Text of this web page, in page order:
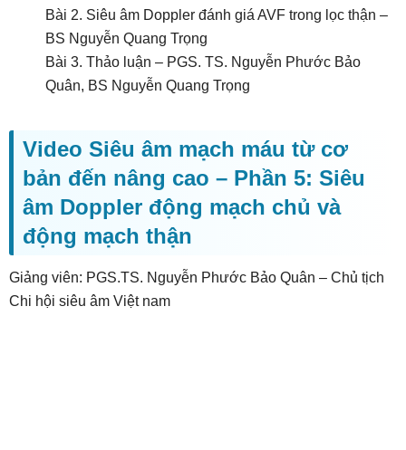
Bài 2. Siêu âm Doppler đánh giá AVF trong lọc thận –
BS Nguyễn Quang Trọng
Bài 3. Thảo luận – PGS. TS. Nguyễn Phước Bảo
Quân, BS Nguyễn Quang Trọng
Video Siêu âm mạch máu từ cơ
bản đến nâng cao – Phần 5: Siêu
âm Doppler động mạch chủ và
động mạch thận
Giảng viên: PGS.TS. Nguyễn Phước Bảo Quân – Chủ tịch
Chi hội siêu âm Việt nam